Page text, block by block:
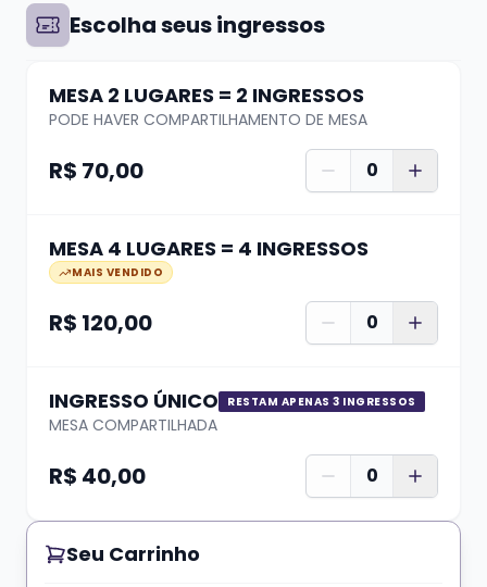
DÚVIDAS? whats (51) 99624 3444
lugar, não a localização da mesa. A
distribuição das mesas se dá de acordo com o
horário de chegada na casa, quanto antes
Pedimos que caso haja necessidades
especiais de locomoção ou localização, que
sejamos avisados pelo nosso Whats
(51)
Escolha seus ingressos
MESA 2 LUGARES = 2 INGRESSOS
PODE HAVER COMPARTILHAMENTO DE MESA
R$ 70,00 0
MESA 4 LUGARES = 4 INGRESSOS
MAIS VENDIDO
R$ 120,00 0
INGRESSO ÚNICO RESTAM APENAS 3 INGRESSOS
MESA COMPARTILHADA
R$ 40,00 0
Seu Carrinho